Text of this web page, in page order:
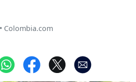
• Colombia.com